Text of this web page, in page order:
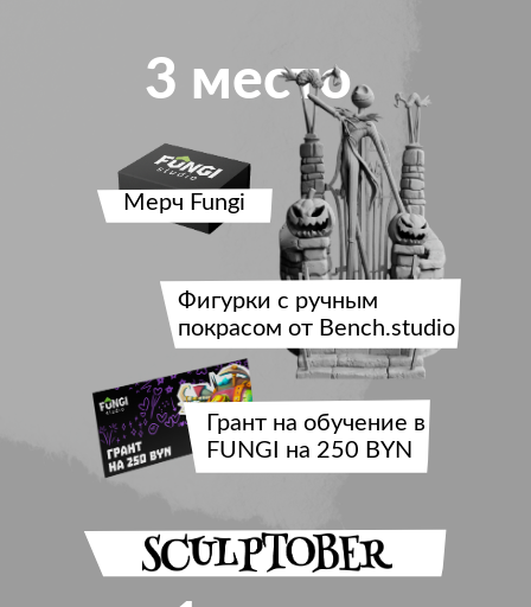
3 место
Фигурки с ручным
покрасом от Bench.studio
Мерч Fungi
Грант на обучение в
FUNGI на 250 BYN